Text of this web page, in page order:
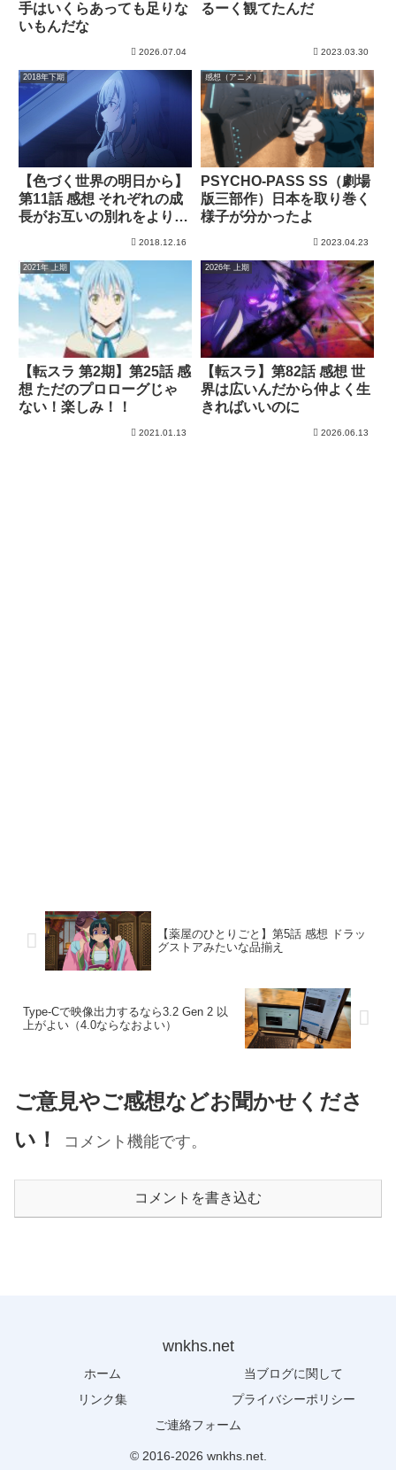
手はいくらあっても足りな
いもんだな
2026.07.04
るーく観てたんだ
2023.03.30
2018年下期
【色づく世界の明日から】
第11話 感想 それぞれの成
長がお互いの別れをより辛
2018.12.16
感想（アニメ）
PSYCHO-PASS SS（劇場
版三部作）日本を取り巻く
様子が分かったよ
2023.04.23
2021年 上期
【転スラ 第2期】第25話 感
想 ただのプロローグじゃ
ない！楽しみ！！
2021.01.13
2026年 上期
【転スラ】第82話 感想 世
界は広いんだから仲よく生
きればいいのに
2026.06.13
【薬屋のひとりごと】第5話 感想 ドラッ
グストアみたいな品揃え
Type-Cで映像出力するなら3.2 Gen 2 以
上がよい（4.0ならなおよい）
ご意見やご感想などお聞かせくださ
い！
コメント機能です。
コメントを書き込む
wnkhs.net
ホーム
当ブログに関して
リンク集
プライバシーポリシー
ご連絡フォーム
© 2016-2026 wnkhs.net.